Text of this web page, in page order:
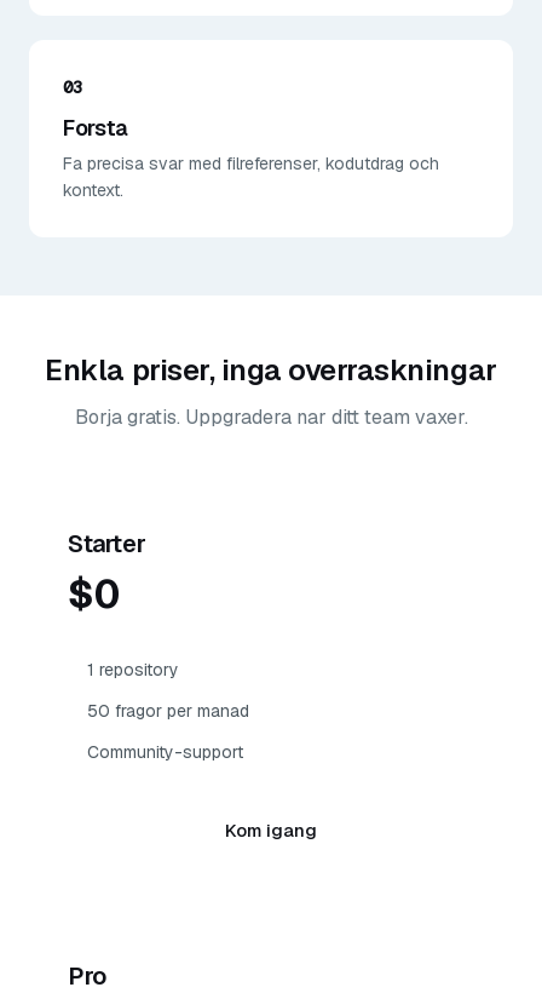
03
Forsta
Fa precisa svar med filreferenser, kodutdrag och
kontext.
Enkla priser, inga overraskningar
Borja gratis. Uppgradera nar ditt team vaxer.
Starter
$0
1 repository
50 fragor per manad
Community-support
Kom igang
Pro